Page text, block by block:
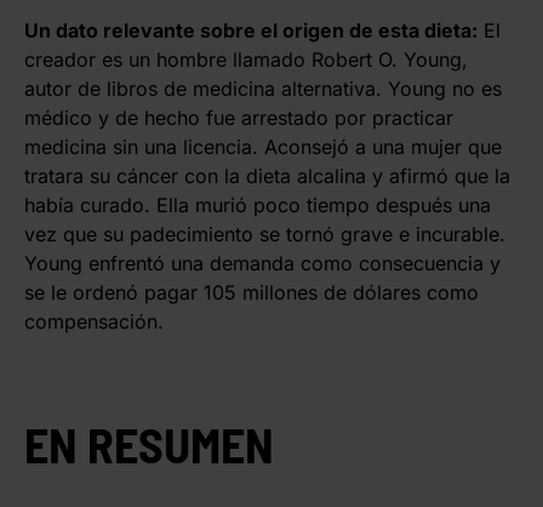
Un dato relevante sobre el origen de esta dieta: El
creador es un hombre llamado Robert O. Young,
autor de libros de medicina alternativa. Young no es
médico y de hecho fue arrestado por practicar
medicina sin una licencia. Aconsejó a una mujer que
tratara su cáncer con la dieta alcalina y afirmó que la
había curado. Ella murió poco tiempo después una
vez que su padecimiento se tornó grave e incurable.
Young enfrentó una demanda como consecuencia y
se le ordenó pagar 105 millones de dólares como
compensación.
EN RESUMEN